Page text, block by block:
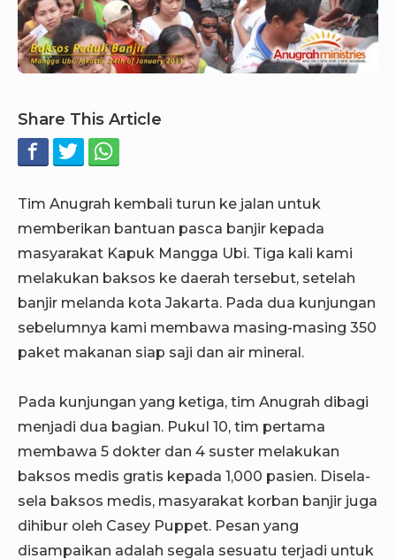
Share This Article
Tim Anugrah kembali turun ke jalan untuk
memberikan bantuan pasca banjir kepada
masyarakat Kapuk Mangga Ubi. Tiga kali kami
melakukan baksos ke daerah tersebut, setelah
banjir melanda kota Jakarta. Pada dua kunjungan
sebelumnya kami membawa masing-masing 350
paket makanan siap saji dan air mineral.
Pada kunjungan yang ketiga, tim Anugrah dibagi
menjadi dua bagian. Pukul 10, tim pertama
membawa 5 dokter dan 4 suster melakukan
baksos medis gratis kepada 1,000 pasien. Disela-
sela baksos medis, masyarakat korban banjir juga
dihibur oleh Casey Puppet. Pesan yang
disampaikan adalah segala sesuatu terjadi untuk